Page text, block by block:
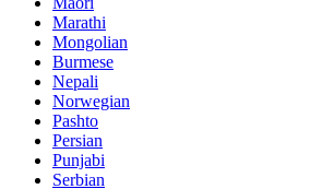
Marathi
Mongolian
Burmese
Nepali
Norwegian
Pashto
Persian
Punjabi
Serbian